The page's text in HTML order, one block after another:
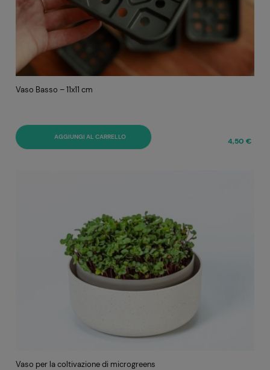
Vaso Basso – 11x11 cm
4,50 €
AGGIUNGI AL CARRELLO
Vaso per la coltivazione di microgreens